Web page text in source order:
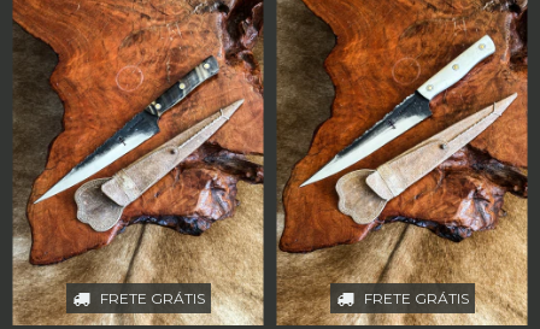
FRETE GRÁTIS FRETE GRÁTIS